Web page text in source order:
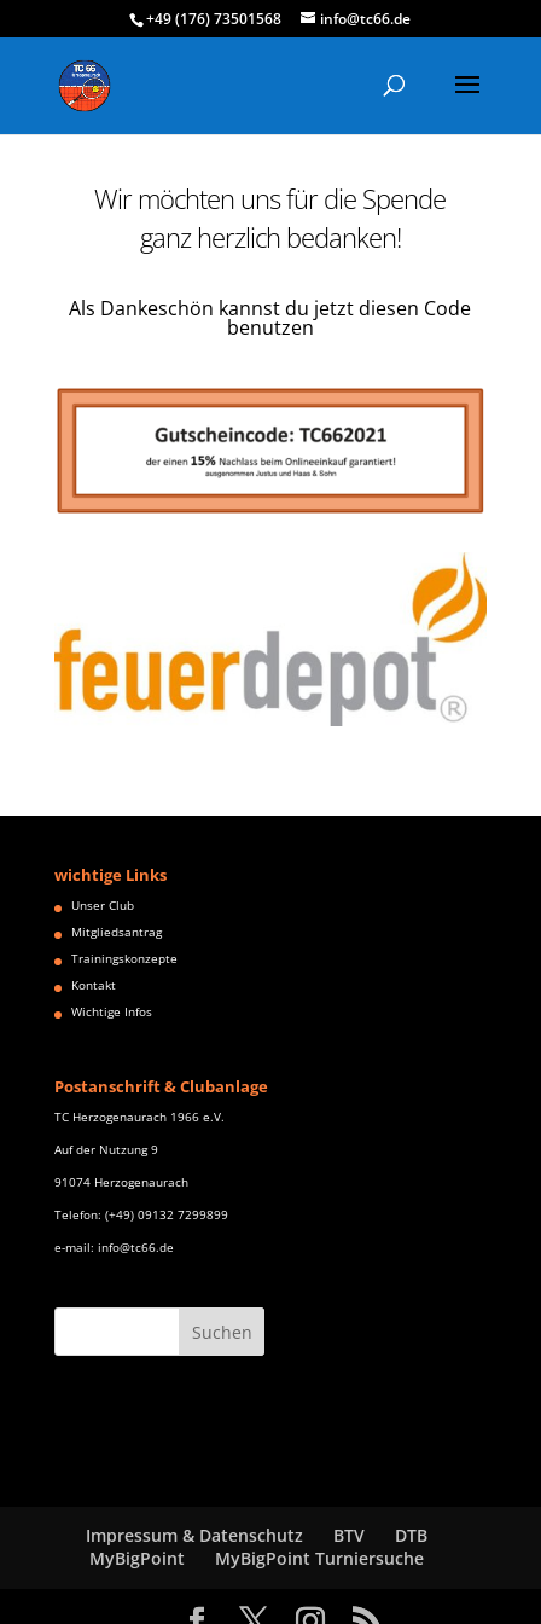
+49 (176) 73501568 info@tc66.de
Wir möchten uns für die Spende
ganz herzlich bedanken!
Als Dankeschön kannst du jetzt diesen Code
benutzen
wichtige Links
Unser Club
Mitgliedsantrag
Trainingskonzepte
Kontakt
Wichtige Infos
Postanschrift & Clubanlage
TC Herzogenaurach 1966 e.V.
Auf der Nutzung 9
91074 Herzogenaurach
Telefon: (+49) 09132 7299899
e-mail: info@tc66.de
Impressum & Datenschutz BTV
DTB
MyBigPoint
MyBigPoint Turniersuche